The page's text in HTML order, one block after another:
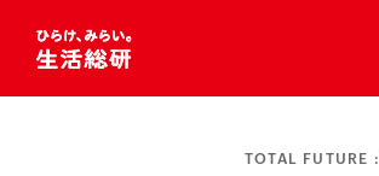
TOTAL FUTURE :